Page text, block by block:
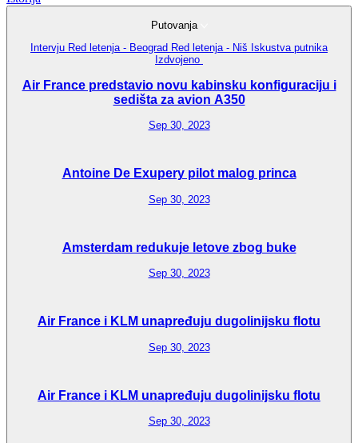
Putovanja
Intervju Red letenja - Beograd Red letenja - Niš Iskustva putnika
Izdvojeno
Air France predstavio novu kabinsku konfiguraciju i
sedišta za avion A350
Sep 30, 2023
Antoine De Exupery pilot malog princa
Sep 30, 2023
Amsterdam redukuje letove zbog buke
Sep 30, 2023
Air France i KLM unapređuju dugolinijsku flotu
Sep 30, 2023
Air France i KLM unapređuju dugolinijsku flotu
Sep 30, 2023